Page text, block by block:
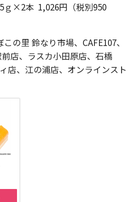
ｇ×2本 1,026円（税別950
の里 鈴なり市場、CAFE107、
店、ラスカ小田原店、石橋
店、江の浦店、オンラインスト